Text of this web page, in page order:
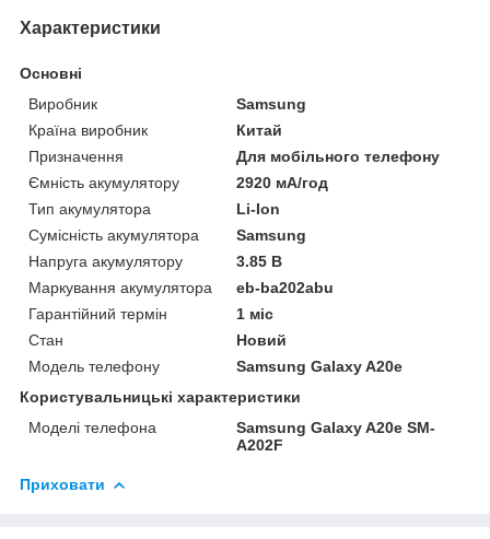
Характеристики
Основні
Виробник
Samsung
Країна виробник
Китай
Призначення
Для мобільного телефону
Ємність акумулятору
2920 мА/год
Тип акумулятора
Li-Ion
Сумісність акумулятора
Samsung
Напруга акумулятору
3.85 В
Маркування акумулятора
eb-ba202abu
Гарантійний термін
1 міс
Стан
Новий
Модель телефону
Samsung Galaxy A20e
Користувальницькі характеристики
Моделі телефона
Samsung Galaxy A20e SM-
A202F
Приховати